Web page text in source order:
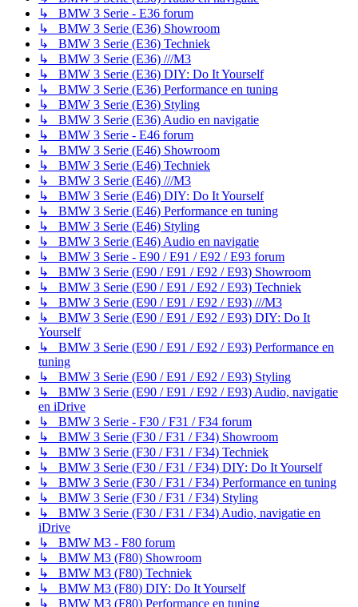
↳ BMW 3 Serie - E36 forum
↳ BMW 3 Serie (E36) Showroom
↳ BMW 3 Serie (E36) Techniek
↳ BMW 3 Serie (E36) ///M3
↳ BMW 3 Serie (E36) DIY: Do It Yourself
↳ BMW 3 Serie (E36) Performance en tuning
↳ BMW 3 Serie (E36) Styling
↳ BMW 3 Serie (E36) Audio en navigatie
↳ BMW 3 Serie - E46 forum
↳ BMW 3 Serie (E46) Showroom
↳ BMW 3 Serie (E46) Techniek
↳ BMW 3 Serie (E46) ///M3
↳ BMW 3 Serie (E46) DIY: Do It Yourself
↳ BMW 3 Serie (E46) Performance en tuning
↳ BMW 3 Serie (E46) Styling
↳ BMW 3 Serie (E46) Audio en navigatie
↳ BMW 3 Serie - E90 / E91 / E92 / E93 forum
↳ BMW 3 Serie (E90 / E91 / E92 / E93) Showroom
↳ BMW 3 Serie (E90 / E91 / E92 / E93) Techniek
↳ BMW 3 Serie (E90 / E91 / E92 / E93) ///M3
↳ BMW 3 Serie (E90 / E91 / E92 / E93) DIY: Do It
Yourself
↳ BMW 3 Serie (E90 / E91 / E92 / E93) Performance en
tuning
↳ BMW 3 Serie (E90 / E91 / E92 / E93) Styling
↳ BMW 3 Serie (E90 / E91 / E92 / E93) Audio, navigatie
en iDrive
↳ BMW 3 Serie - F30 / F31 / F34 forum
↳ BMW 3 Serie (F30 / F31 / F34) Showroom
↳ BMW 3 Serie (F30 / F31 / F34) Techniek
↳ BMW 3 Serie (F30 / F31 / F34) DIY: Do It Yourself
↳ BMW 3 Serie (F30 / F31 / F34) Performance en tuning
↳ BMW 3 Serie (F30 / F31 / F34) Styling
↳ BMW 3 Serie (F30 / F31 / F34) Audio, navigatie en
iDrive
↳ BMW M3 - F80 forum
↳ BMW M3 (F80) Showroom
↳ BMW M3 (F80) Techniek
↳ BMW M3 (F80) DIY: Do It Yourself
↳ BMW M3 (F80) Performance en tuning